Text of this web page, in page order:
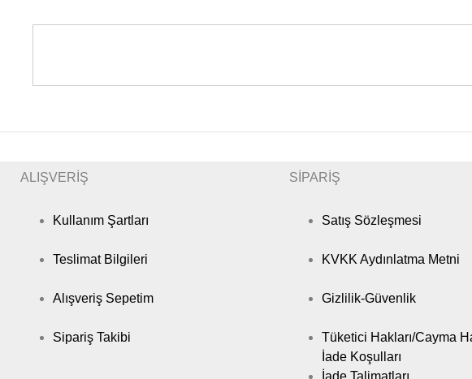
ALIŞVERİŞ
Kullanım Şartları
Teslimat Bilgileri
Alışveriş Sepetim
Sipariş Takibi
SİPARİŞ
Satış Sözleşmesi
KVKK Aydınlatma Metni
Gizlilik-Güvenlik
Tüketici Hakları/Cayma
İade Koşulları
İade Talimatları